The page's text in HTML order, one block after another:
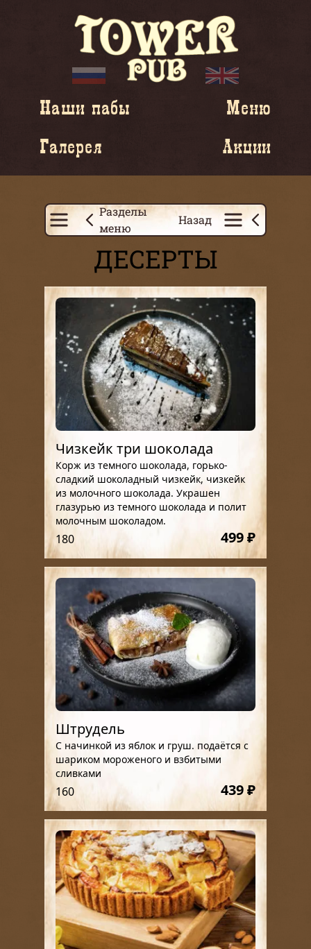
Наши пабы
Меню
Акции
Галерея
Разделы
меню
Назад
ДЕСЕРТЫ
Чизкейк три шоколада
Корж из темного шоколада, горько-
сладкий шоколадный чизкейк, чизкейк
из молочного шоколада. Украшен
глазурью из темного шоколада и полит
молочным шоколадом.
180 499 ₽
Штрудель
С начинкой из яблок и груш. подаётся с
шариком мороженого и взбитыми
сливками
160 439 ₽